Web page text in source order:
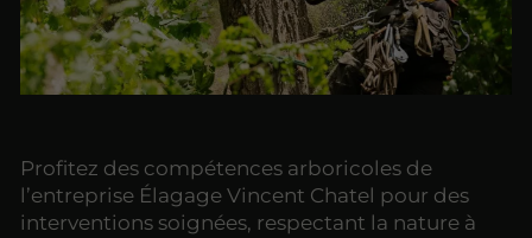
Profitez des compétences arboricoles de
l’entreprise Élagage Vincent Chatel pour des
interventions soignées, respectant la nature à